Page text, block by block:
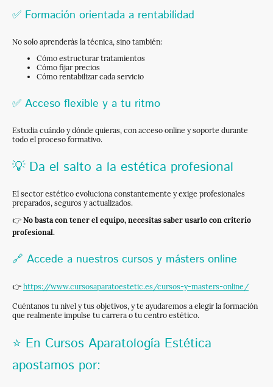
✅ Formación orientada a rentabilidad
No solo aprenderás la técnica, sino también:
Cómo estructurar tratamientos
Cómo fijar precios
Cómo rentabilizar cada servicio
✅ Acceso flexible y a tu ritmo
Estudia cuándo y dónde quieras, con acceso online y soporte durante
todo el proceso formativo.
💡 Da el salto a la estética profesional
El sector estético evoluciona constantemente y exige profesionales
preparados, seguros y actualizados.
👉 No basta con tener el equipo, necesitas saber usarlo con criterio
profesional.
🔗 Accede a nuestros cursos y másters online
👉 https://www.cursosaparatoestetic.es/cursos-y-masters-online/
Cuéntanos tu nivel y tus objetivos, y te ayudaremos a elegir la formación
que realmente impulse tu carrera o tu centro estético.
⭐ En Cursos Aparatología Estética
apostamos por: